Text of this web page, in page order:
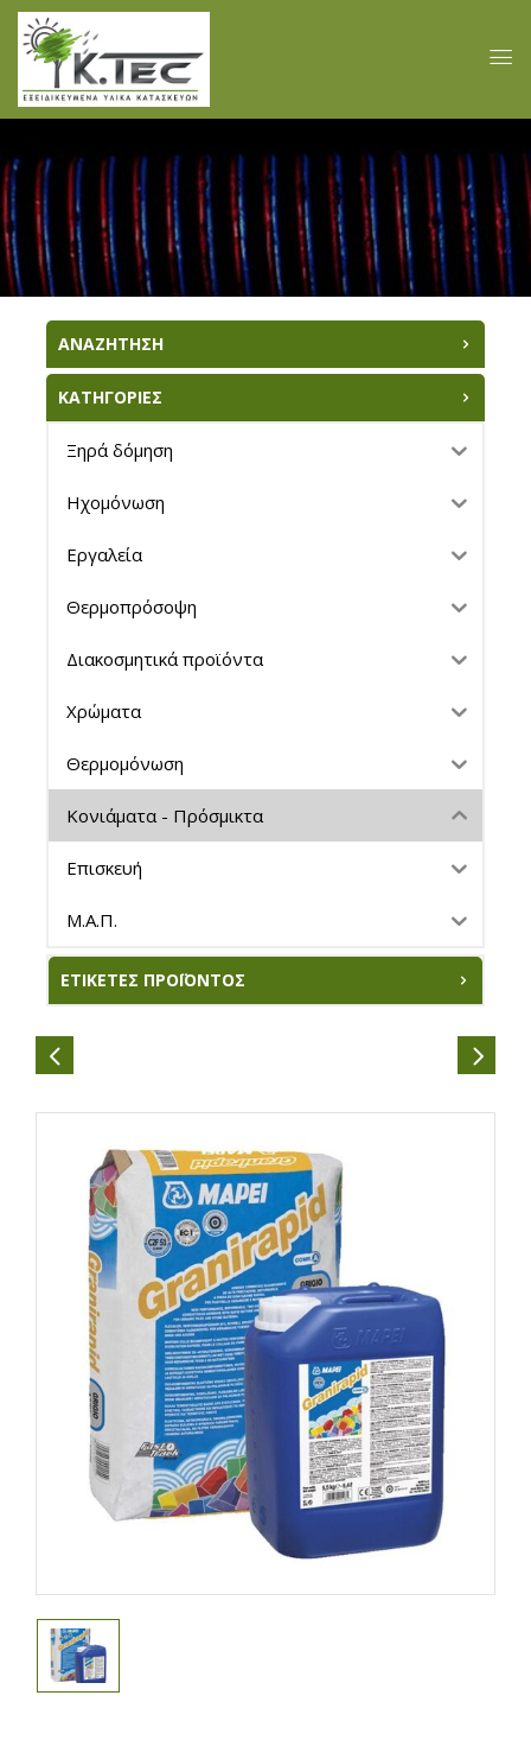
ΑΝΑΖΗΤΗΣΗ
ΚΑΤΗΓΟΡΙΕΣ
Ξηρά δόμηση
Ηχομόνωση
Εργαλεία
Θερμοπρόσοψη
Διακοσμητικά προϊόντα
Χρώματα
Θερμομόνωση
Κονιάματα - Πρόσμικτα
Επισκευή
Μ.Α.Π.
ΕΤΙΚΈΤΕΣ ΠΡΟΪΌΝΤΟΣ